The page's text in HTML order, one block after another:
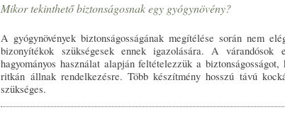
Mikor tekinthető biztonságosnak egy gyógynövény?
A gyógynövények biztonságosságának megítélése során nem
bizonyítékok szükségesek ennek igazolására. A várandósok
hagyományos használat alapján feltételezzük a
ritkán állnak rendelkezésre. Több készítmény hosszú távú
szükséges.